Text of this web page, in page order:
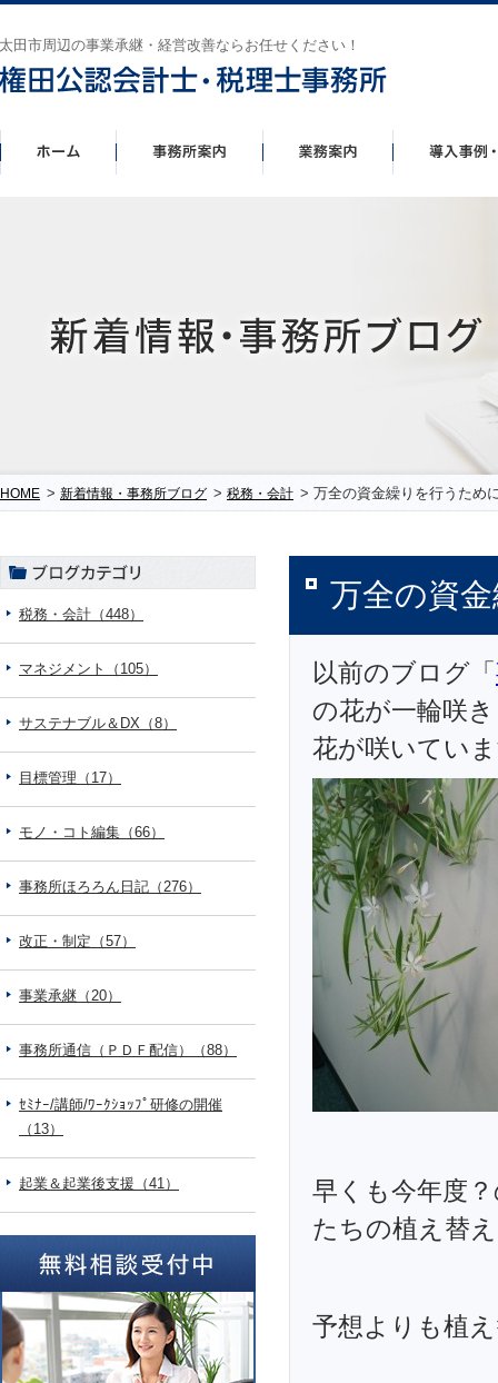
太田市周辺の事業承継・経営改善ならお任せください！
HOME > 新着情報・事務所ブログ > 税務・会計 > 万全の資金繰りを行うため
万全の資
以前のブログ「
の花が一輪咲
花が咲いてい
早くも今年度
たちの植え替
予想よりも植
税務・会計（448）
マネジメント（105）
サステナブル＆DX（8）
目標管理（17）
モノ・コト編集（66）
事務所ほろろん日記（276）
改正・制定（57）
事業承継（20）
事務所通信（ＰＤＦ配信）（88）
ｾﾐﾅｰ/講師/ﾜｰｸｼｮｯﾌﾟ研修の開催
（13）
起業＆起業後支援（41）